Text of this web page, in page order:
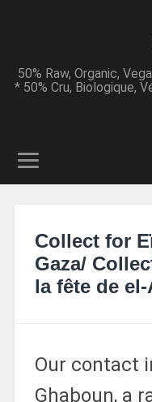
50% Raw, Organic,
* 50% Cru, Biologique,
Collect for
Gaza/
la fête de
Our contact
Ghaboun, a